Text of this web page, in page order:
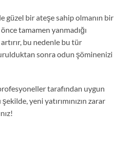
güzel bir ateşe sahip olmanın bir
tamamen yanmadığı
bu nedenle bu tür
sonra odun şöminenizi
tarafından uygun
yeni yatırımınızın zarar